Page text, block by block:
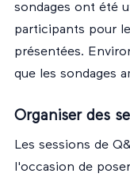
sondages ont été
participants pour
présentées.
que les sondages
Organiser des
Les sessions de
l'occasion de